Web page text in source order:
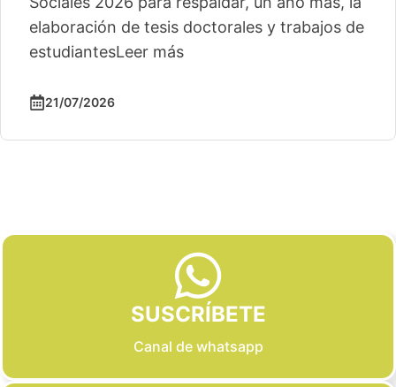
elaboración de tesis doctorales y trabajos de
estudiantesLeer más
21/07/2026
SUSCRÍBETE
Canal de whatsapp